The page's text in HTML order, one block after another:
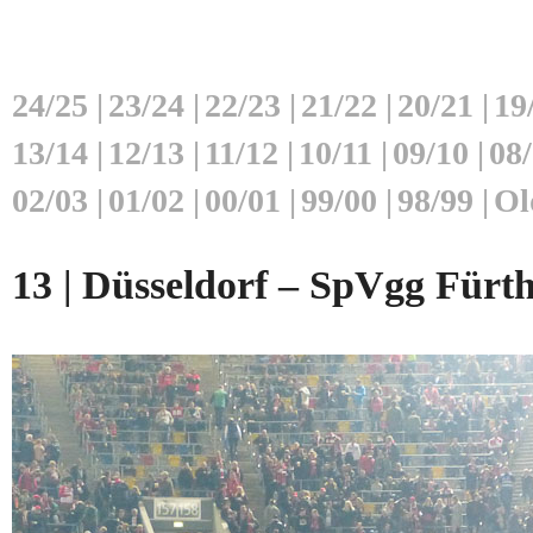
24/25 | 23/24 | 22/23 | 21/22 | 20/21 |
13/14 | 12/13 | 11/12 | 10/11 | 09/10 |
02/03 | 01/02 | 00/01 | 99/00 | 98/99 |
13 | Düsseldorf – SpVgg